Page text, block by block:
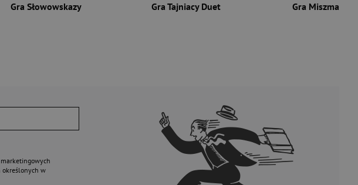
Gra Słowowskazy Gra Tajniacy Duet Gra Miszmasz!
określonych w